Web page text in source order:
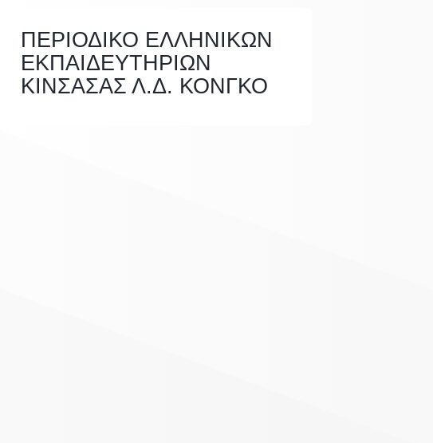
ΠΕΡΙΟΔΙΚΟ ΕΛΛΗΝΙΚΩΝ
ΕΚΠΑΙΔΕΥΤΗΡΙΩΝ
ΚΙΝΣΑΣΑΣ Λ.Δ. ΚΟΝΓΚΟ